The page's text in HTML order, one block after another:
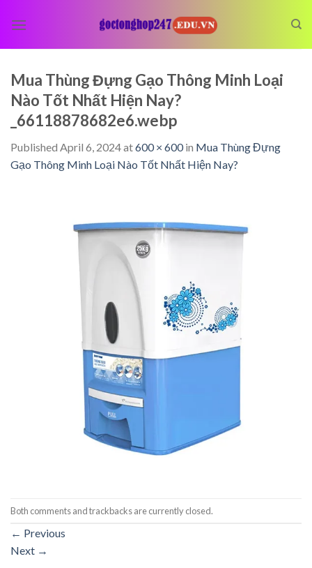
Mua Thùng Đựng Gạo Thông Minh Loại
Nào Tốt Nhất Hiện Nay?
_66118878682e6.webp
Published April 6, 2024at600 × 600in Mua Thùng Đựng
Gạo Thông Minh Loại Nào Tốt Nhất Hiện Nay?
Both comments and trackbacks are currently closed.
← Previous
Next →